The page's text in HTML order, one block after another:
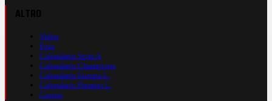
Video
Foto
Calendario Serie A
Calendario Champions
Calendario Europa L.
Calendario Premier L.
Casinò